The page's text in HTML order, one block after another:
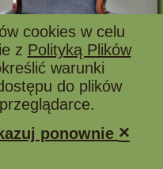
cookies w celu
z Polityką Plików
warunki
do plików
ponownie ×